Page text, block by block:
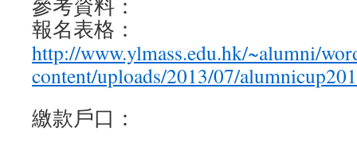
參考資料：
報名表格：
http://www.ylmass.edu.hk/~alumni/
content/uploads/2013/07/
繳款戶口：